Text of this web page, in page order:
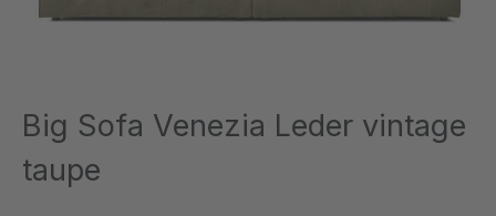
Big Sofa Venezia Leder vintage
taupe